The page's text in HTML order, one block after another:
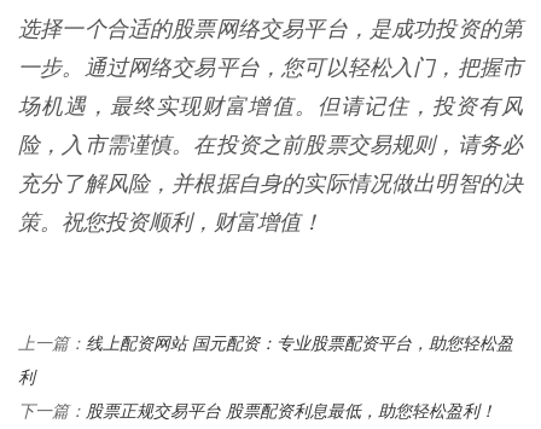
选择一个合适的股票网络交易平台，是成功投资的第
一步。通过网络交易平台，您可以轻松入门，把握市
场机遇，最终实现财富增值。但请记住，投资有风
险，入市需谨慎。在投资之前股票交易规则，请务必
充分了解风险，并根据自身的实际情况做出明智的决
策。祝您投资顺利，财富增值！
上一篇： 线上配资网站 国元配资：专业股票配资平台，助您轻松盈
利
下一篇： 股票正规交易平台 股票配资利息最低，助您轻松盈利！